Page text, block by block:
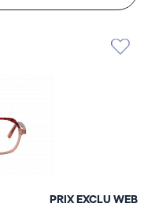
PRIX EXCLU WEB